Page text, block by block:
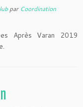
par Coordination
Après Varan 2019